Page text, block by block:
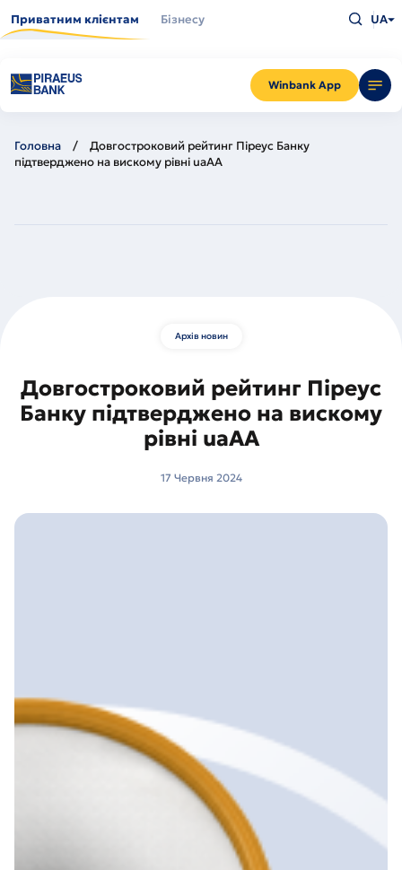
до
основного
Приватним клієнтам Бізнесу
Winbank App
що
Enter
UA
Головна
Довгостроковий рейтинг Піреус Банку
підтверджено на вискому рівні uaAА
Архів новин
Довгостроковий рейтинг Піреус
Банку підтверджено на вискому
рівні uaAА
17 Червня 2024